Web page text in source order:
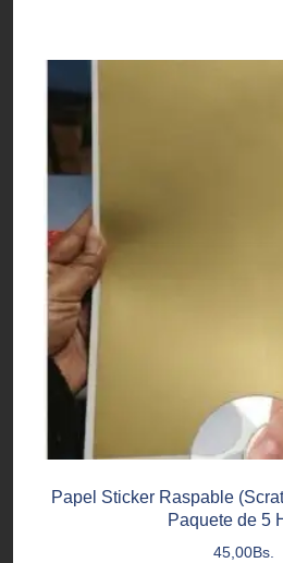
Papel Sticker Raspable
Paquete de 5
45,00Bs.